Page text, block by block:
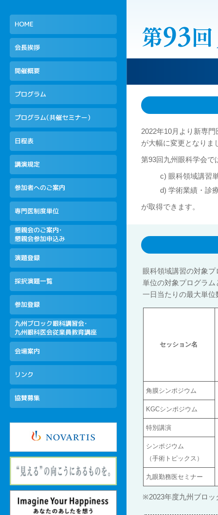
2022年10月より新専
が大幅に変更となりま
第93回九州眼科学会で
c) 眼科領域講習
d) 学術業績・診
が取得できます。
眼科領域講習の対象
単位の対象プログラ
一日当たりの最大単
セッション名
角膜シンポジウム
KGCシンポジウム
特別講演
シンポジウム
（手術トピックス）
九眼勤務医セミナー
※2023年度九州ブロ